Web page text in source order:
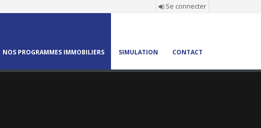
Se connecter
NOS PROGRAMMES IMMOBILIERS SIMULATION CONTACT